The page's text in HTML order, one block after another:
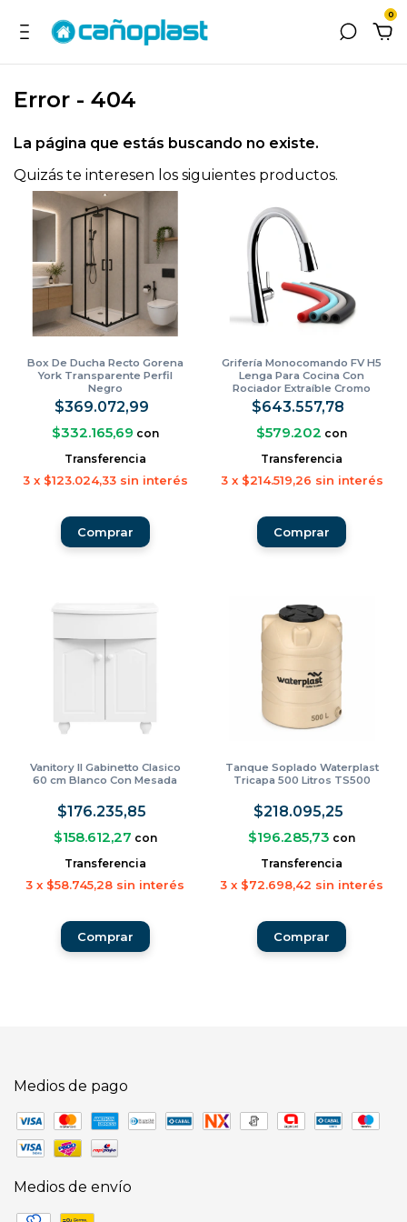
0
Error - 404
La página que estás buscando no existe.
Quizás te interesen los siguientes productos.
Box De Ducha Recto Gorena
York Transparente Perfil
Negro
$369.072,99
$332.165,69 con
Transferencia
3 x $123.024,33 sin interés
Comprar
Grifería Monocomando FV H5
Lenga Para Cocina Con
Rociador Extraíble Cromo
0412/H5
$643.557,78
$579.202 con
Transferencia
3 x $214.519,26 sin interés
Vanitory Il Gabinetto Clasico
60 cm Blanco Con Mesada
$176.235,85
$158.612,27 con
Transferencia
3 x $58.745,28 sin interés
Comprar
Tanque Soplado Waterplast
Tricapa 500 Litros TS500
$218.095,25
$196.285,73 con
Transferencia
3 x $72.698,42 sin interés
Medios de pago
Medios de envío